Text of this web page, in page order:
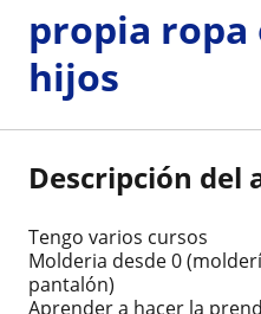
propia ropa
hijos
Descripción del
Tengo varios cursos
Molderia desde 0
pantalón)
Aprender a hacer la